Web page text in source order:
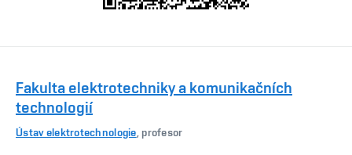
Fakulta elektrotechniky a komunikačních
technologií
Ústav elektrotechnologie, profesor